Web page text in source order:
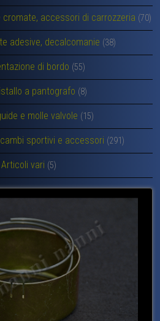
accessori di carrozzeria (70)
adesive, decalcomanie (38)
di bordo (55)
a pantografo (8)
e molle valvole (15)
sportivi e accessori (291)
Articoli vari (5)